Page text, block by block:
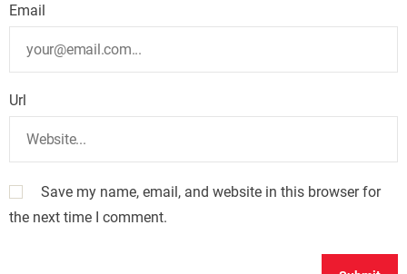
Email
Url
Save my name, email, and website in this browser for
the next time I comment.